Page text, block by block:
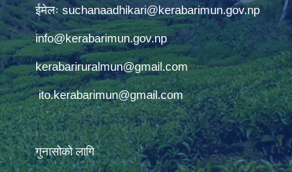
ईमेलःsuchanaadhikari@kerabarimun.gov.np
info@kerabarimun.gov.np
kerabariruralmun@gmail.com
ito.kerabarimun@gmail.com
गुनासोको लागि